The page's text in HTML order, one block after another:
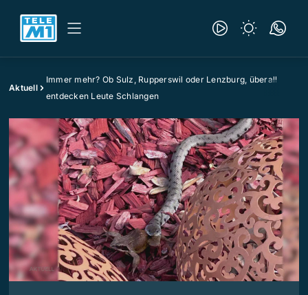
Aktuell
Immer mehr? Ob Sulz, Rupperswil oder Lenzburg, überall
entdecken Leute Schlangen